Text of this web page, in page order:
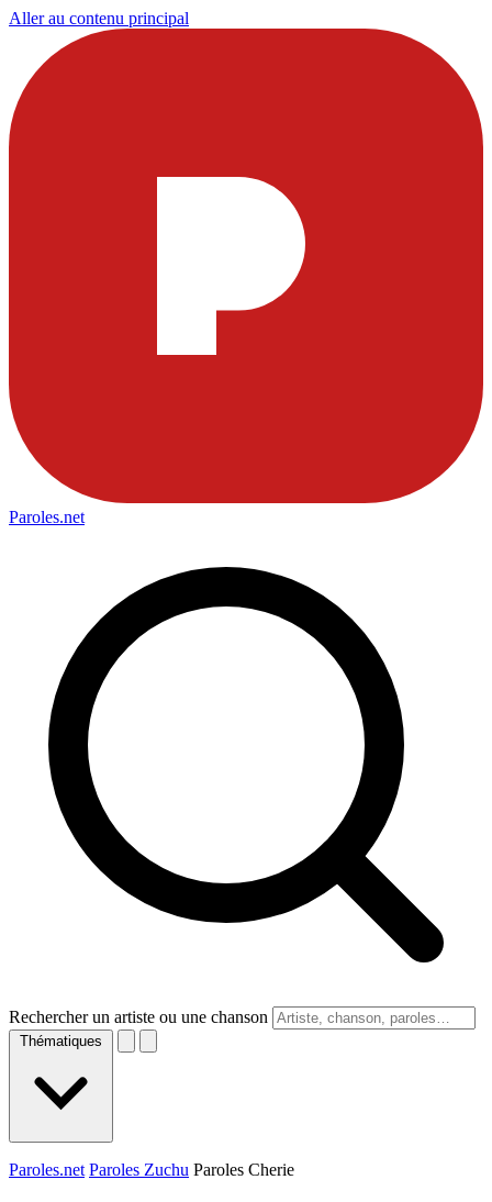
Aller au contenu principal
Paroles.net
Rechercher un artiste ou une chanson
Thématiques
Paroles.net Paroles Zuchu Paroles Cherie